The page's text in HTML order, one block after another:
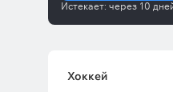
Истекает: через 10
Хоккей